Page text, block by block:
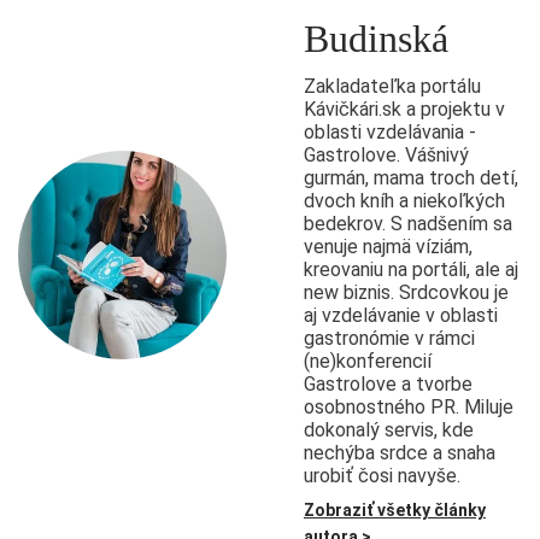
Budinská
Zakladateľka portálu
Kávičkári.sk a projektu v
oblasti vzdelávania -
Gastrolove. Vášnivý
gurmán, mama troch detí,
dvoch kníh a niekoľkých
bedekrov. S nadšením sa
venuje najmä víziám,
kreovaniu na portáli, ale aj
new biznis. Srdcovkou je
aj vzdelávanie v oblasti
gastronómie v rámci
(ne)konferencií
Gastrolove a tvorbe
osobnostného PR. Miluje
dokonalý servis, kde
nechýba srdce a snaha
urobiť čosi navyše.
Zobraziť všetky články